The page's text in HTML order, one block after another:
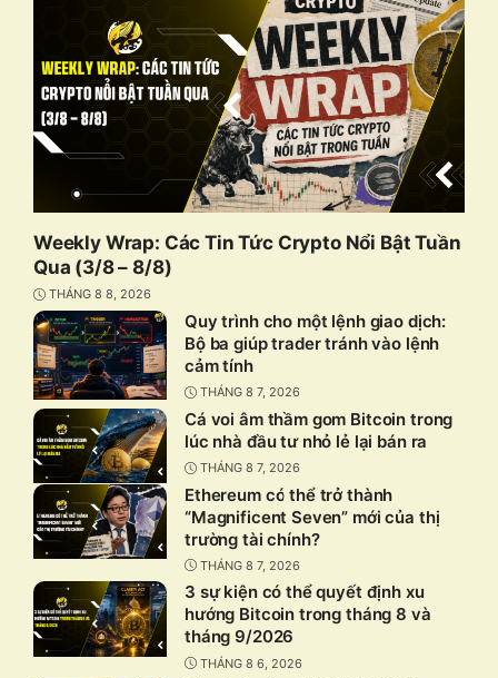
Weekly Wrap: Các Tin Tức Crypto Nổi Bật Tuần
Qua (3/8 – 8/8)
THÁNG 8 8, 2026
Quy trình cho một lệnh giao dịch:
Bộ ba giúp trader tránh vào lệnh
cảm tính
THÁNG 8 7, 2026
Cá voi âm thầm gom Bitcoin trong
lúc nhà đầu tư nhỏ lẻ lại bán ra
THÁNG 8 7, 2026
Ethereum có thể trở thành
“Magnificent Seven” mới của thị
trường tài chính?
THÁNG 8 7, 2026
3 sự kiện có thể quyết định xu
hướng Bitcoin trong tháng 8 và
tháng 9/2026
THÁNG 8 6, 2026